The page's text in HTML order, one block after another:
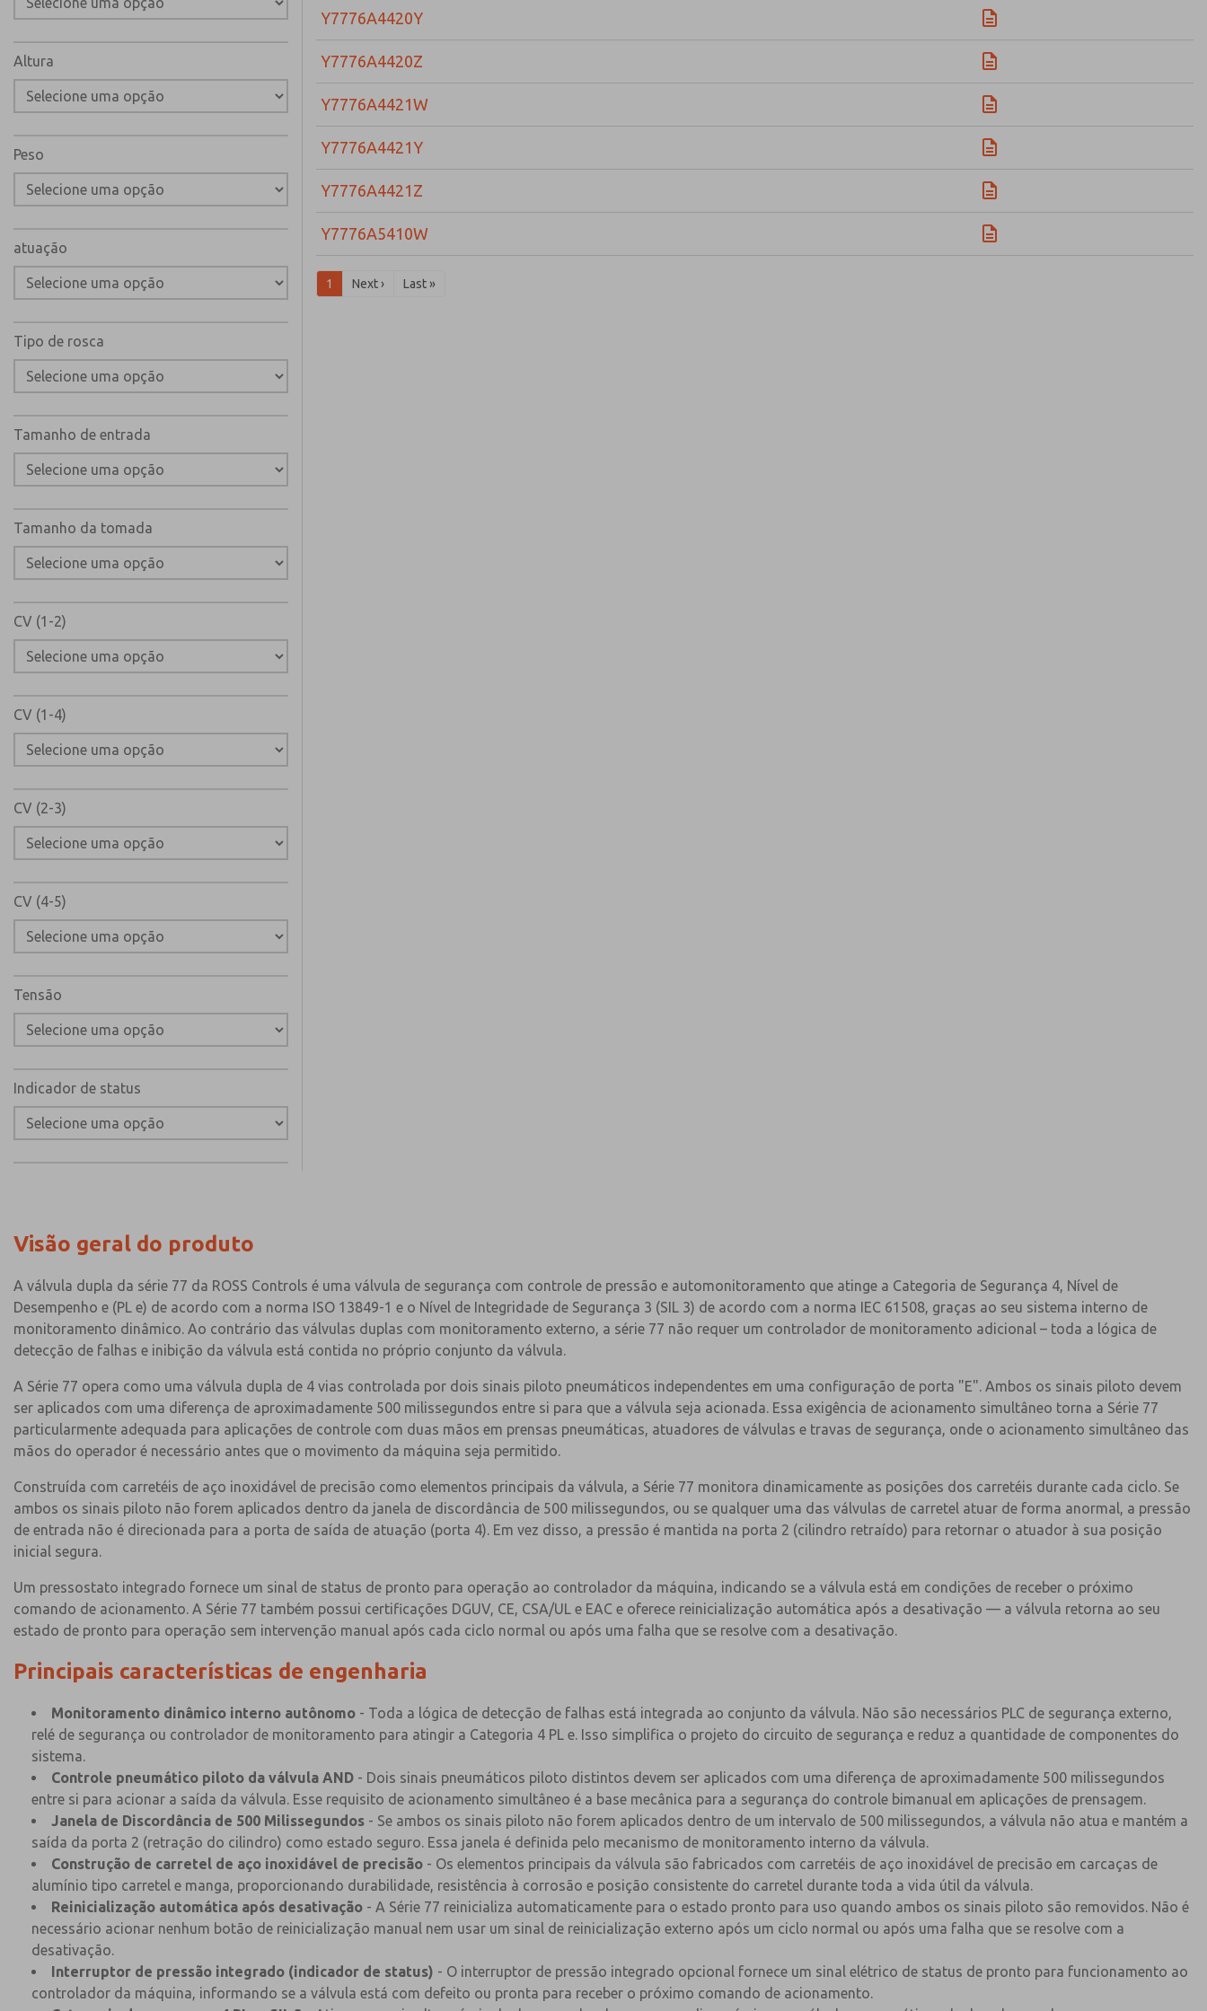
Altura
Peso
atuação
Tipo de rosca
Tamanho de entrada
Tamanho da tomada
CV (1-2)
CV (1-4)
CV (2-3)
CV (4-5)
Tensão
Indicador de status
Y7776A4420Y
Y7776A4420Z
Y7776A4421W
Y7776A4421Y
Y7776A4421Z
Y7776A5410W
1 Next › Last »
Visão geral do produto
A válvula dupla da série 77 da ROSS Controls é uma válvula de segurança com controle de pressão e automonitoramento que atinge a Categoria de Segurança 4, Nível de
Desempenho e (PL e) de acordo com a norma ISO 13849-1 e o Nível de Integridade de Segurança 3 (SIL 3) de acordo com a norma IEC 61508, graças ao seu sistema interno de
monitoramento dinâmico. Ao contrário das válvulas duplas com monitoramento externo, a série 77 não requer um controlador de monitoramento adicional – toda a lógica de
detecção de falhas e inibição da válvula está contida no próprio conjunto da válvula.
A Série 77 opera como uma válvula dupla de 4 vias controlada por dois sinais piloto pneumáticos independentes em uma configuração de porta "E". Ambos os sinais piloto devem
ser aplicados com uma diferença de aproximadamente 500 milissegundos entre si para que a válvula seja acionada. Essa exigência de acionamento simultâneo torna a Série 77
particularmente adequada para aplicações de controle com duas mãos em prensas pneumáticas, atuadores de válvulas e travas de segurança, onde o acionamento simultâneo das
mãos do operador é necessário antes que o movimento da máquina seja permitido.
Construída com carretéis de aço inoxidável de precisão como elementos principais da válvula, a Série 77 monitora dinamicamente as posições dos carretéis durante cada ciclo. Se
ambos os sinais piloto não forem aplicados dentro da janela de discordância de 500 milissegundos, ou se qualquer uma das válvulas de carretel atuar de forma anormal, a pressão
de entrada não é direcionada para a porta de saída de atuação (porta 4). Em vez disso, a pressão é mantida na porta 2 (cilindro retraído) para retornar o atuador à sua posição
inicial segura.
Um pressostato integrado fornece um sinal de status de pronto para operação ao controlador da máquina, indicando se a válvula está em condições de receber o próximo
comando de acionamento. A Série 77 também possui certificações DGUV, CE, CSA/UL e EAC e oferece reinicialização automática após a desativação — a válvula retorna ao seu
estado de pronto para operação sem intervenção manual após cada ciclo normal ou após uma falha que se resolve com a desativação.
Principais características de engenharia
Monitoramento dinâmico interno autônomo - Toda a lógica de detecção de falhas está integrada ao conjunto da válvula. Não são necessários PLC de segurança externo,
relé de segurança ou controlador de monitoramento para atingir a Categoria 4 PL e. Isso simplifica o projeto do circuito de segurança e reduz a quantidade de componentes do
sistema.
Controle pneumático piloto da válvula AND - Dois sinais pneumáticos piloto distintos devem ser aplicados com uma diferença de aproximadamente 500 milissegundos
entre si para acionar a saída da válvula. Esse requisito de acionamento simultâneo é a base mecânica para a segurança do controle bimanual em aplicações de prensagem.
Janela de Discordância de 500 Milissegundos - Se ambos os sinais piloto não forem aplicados dentro de um intervalo de 500 milissegundos, a válvula não atua e mantém a
saída da porta 2 (retração do cilindro) como estado seguro. Essa janela é definida pelo mecanismo de monitoramento interno da válvula.
Construção de carretel de aço inoxidável de precisão - Os elementos principais da válvula são fabricados com carretéis de aço inoxidável de precisão em carcaças de
alumínio tipo carretel e manga, proporcionando durabilidade, resistência à corrosão e posição consistente do carretel durante toda a vida útil da válvula.
Reinicialização automática após desativação - A Série 77 reinicializa automaticamente para o estado pronto para uso quando ambos os sinais piloto são removidos. Não é
necessário acionar nenhum botão de reinicialização manual nem usar um sinal de reinicialização externo após um ciclo normal ou após uma falha que se resolve com a
desativação.
Interruptor de pressão integrado (indicador de status) - O interruptor de pressão integrado opcional fornece um sinal elétrico de status de pronto para funcionamento ao
controlador da máquina, informando se a válvula está com defeito ou pronta para receber o próximo comando de acionamento.